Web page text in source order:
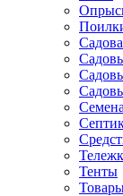
Семена
Тенты